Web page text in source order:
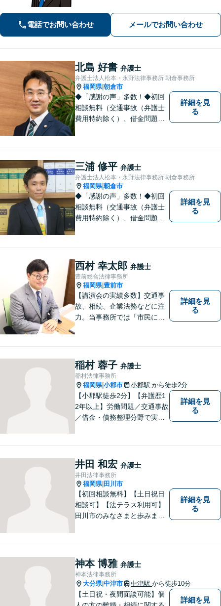
り、最善を尽くします。「相談者様に
寄り添い親身に対応」【個室対応／守
秘義務厳守】
電話でお問い合わせ メールでお問い合わせ
北島 好書 弁護士
弁護士法人松本・永野法律事務所 朝倉事務所
福岡県|朝倉市
◆「感謝の声」多数！◆初回
相談無料（交通事故（弁護士
費用特約除く）、借金問題、
◆11260件の相談実績（令和1
～7年合計）
詳細を見
る
三浦 修平 弁護士
弁護士法人松本・永野法律事務所 朝倉事務所
福岡県|朝倉市
◆「感謝の声」多数！◆初回
相談無料（交通事故（弁護士
費用特約除く）、借金問題、
績（令和1～7年合計）
詳細を見
る
西村 幸太郎 弁護士
豊前総合法律事務所
福岡県| 豊前市
【講演会の実績多数】交通事
故、相続、企業法務などに注
力。当事務所では「市民に力
さまが前向きに人生を歩んで
いけるよう、全力でサポート
します。お気軽にご相談くだ
さい【休日面談可】【完全個
室】
詳細を見
る
稲村 蓉子 弁護士
稲村法律事務所
福岡県|小郡市 小郡駅 から徒歩2分
【小郡駅徒歩2分】【弁護歴1
2年以上】労働問題／交通事故
／借金・債務整理分野で実績
笑顔と元気を取り戻し、新た
な第一歩を踏み出せるよう、
最大限尽力します。
詳細を見
る
井田 和宏 弁護士
井田法律事務所
福岡県| 田川市
【初回相談無料】【土日祝日
相談可】【法テラス利用可】
田川市のみなさまと歩みま
な対応、良質な法的サービス
の提供をモットーとする事務
所です。
詳細を見
る
神本 博雅 弁護士
神本法律事務所
大分県|中津市 中津駅 から徒歩10分
【土日祝・夜間面談可能】個
詳細を見